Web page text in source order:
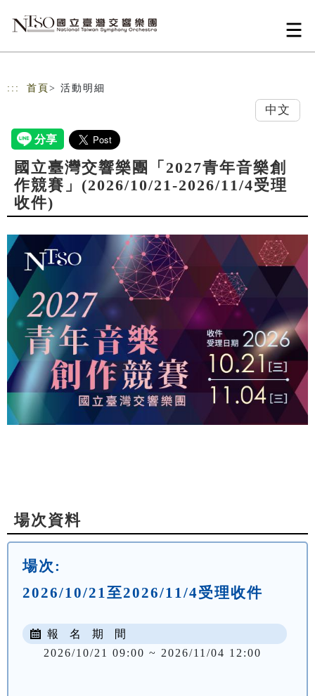
::: 首頁 > 活動明細
中文
國立臺灣交響樂團「2027青年音樂創
作競賽」(2026/10/21-2026/11/4受理
收件)
場次資料
場次:
2026/10/21至2026/11/4受理收件
報 名 期 間
2026/10/21 09:00 ~ 2026/11/04 12:00